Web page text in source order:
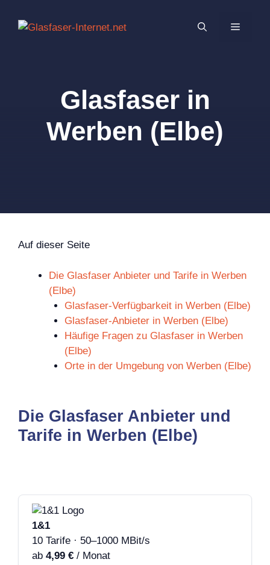
Inhalt
MENÜ
Glasfaser in
Werben (Elbe)
Auf dieser Seite
Die Glasfaser Anbieter und Tarife in Werben
(Elbe)
Glasfaser-Verfügbarkeit in Werben (Elbe)
Glasfaser-Anbieter in Werben (Elbe)
Häufige Fragen zu Glasfaser in Werben
(Elbe)
Orte in der Umgebung von Werben (Elbe)
Die Glasfaser Anbieter und
Tarife in Werben (Elbe)
1&1
10 Tarife · 50–1000 MBit/s
ab 4,99 € / Monat